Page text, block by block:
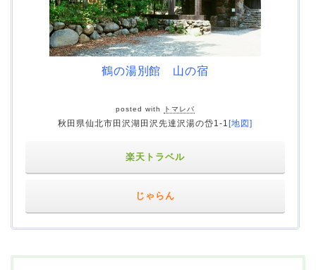
鶴の湯別館 山の宿
posted with トマレバ
秋田県仙北市田沢湖田沢先達沢湯の岱1-1 [地図]
楽天トラベル
じゃらん